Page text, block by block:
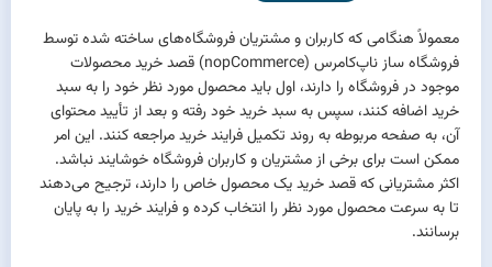
معمولاً هنگامی که کاربران و مشتریان فروشگاه‌های ساخته شده توسط
فروشگاه ساز ناپ‌کامرس (nopCommerce) قصد خرید محصولات
موجود در فروشگاه را دارند، اول باید محصول مورد نظر خود را به سبد
خرید اضافه کنند، سپس به سبد خرید خود رفته و بعد از تأیید محتوای
آن، به صفحه مربوطه به روند تکمیل فرایند خرید مراجعه کنند. این امر
ممکن است برای برخی از مشتریان و کاربران فروشگاه خوشایند نباشد.
اکثر مشتریانی که قصد خرید یک محصول خاص را دارند، ترجیح می‌دهند
تا به سرعت محصول مورد نظر را انتخاب کرده و فرایند خرید را به پایان
برسانند.